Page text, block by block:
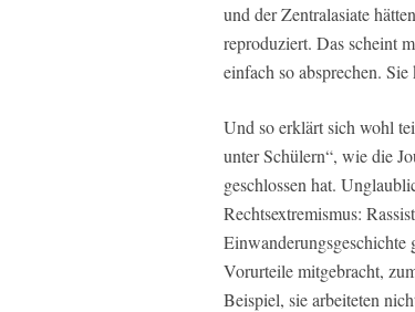
und der Zentralasiate
reproduziert. Das scheint
einfach so absprechen.
Und so erklärt sich wohl
unter Schülern“, wie die
geschlossen hat.
Rechtsextremismus:
Einwanderungsgeschichte
Vorurteile mitgebracht,
Beispiel, sie arbeiteten